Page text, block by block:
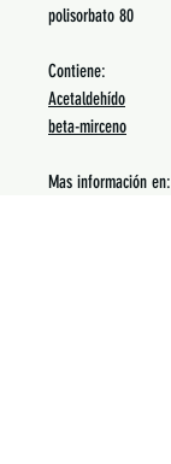
polisorbato 80
Contiene:
Acetaldehído
beta-mirceno
Mas información en: